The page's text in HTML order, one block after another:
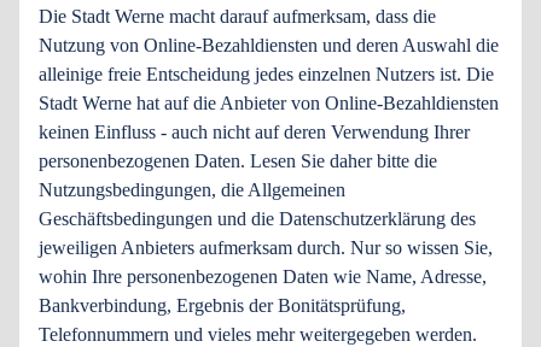
Die Stadt Werne macht darauf aufmerksam, dass die
Nutzung von Online-Bezahldiensten und deren Auswahl die
alleinige freie Entscheidung jedes einzelnen Nutzers ist. Die
Stadt Werne hat auf die Anbieter von Online-Bezahldiensten
keinen Einfluss - auch nicht auf deren Verwendung Ihrer
personenbezogenen Daten. Lesen Sie daher bitte die
Nutzungsbedingungen, die Allgemeinen
Geschäftsbedingungen und die Datenschutzerklärung des
jeweiligen Anbieters aufmerksam durch. Nur so wissen Sie,
wohin Ihre personenbezogenen Daten wie Name, Adresse,
Bankverbindung, Ergebnis der Bonitätsprüfung,
Telefonnummern und vieles mehr weitergegeben werden.